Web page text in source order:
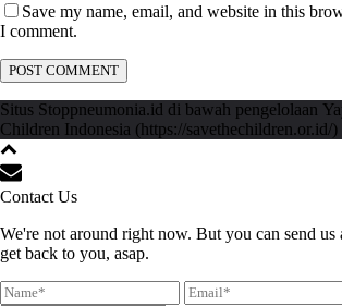
Save my name, email, and website in this
I comment.
Situs Stoppneumonia.id di bawah pengelolaan
Children Indonesia (https://savethechildren.or.id/)
Contact Us
We're not around right now. But you can send us
get back to you, asap.